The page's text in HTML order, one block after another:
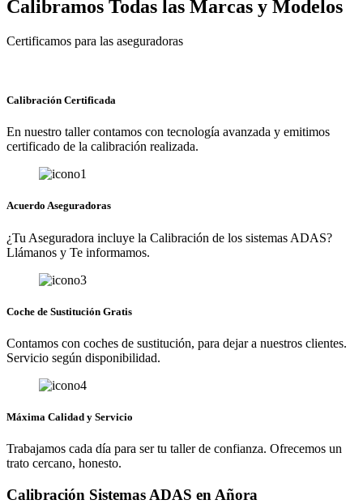
Calibramos Todas las Marcas y Modelos
Certificamos para las aseguradoras
Calibración Certificada
En nuestro taller contamos con tecnología avanzada y emitimos
certificado de la calibración realizada.
Acuerdo Aseguradoras
¿Tu Aseguradora incluye la Calibración de los sistemas ADAS?
Llámanos y Te informamos.
Coche de Sustitución Gratis
Contamos con coches de sustitución, para dejar a nuestros clientes.
Servicio según disponibilidad.
Máxima Calidad y Servicio
Trabajamos cada día para ser tu taller de confianza. Ofrecemos un
trato cercano, honesto.
Calibración Sistemas ADAS en Añora